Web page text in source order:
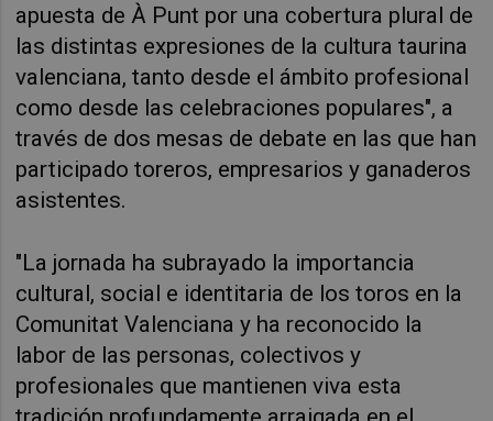
apuesta de À Punt por una cobertura plural de
las distintas expresiones de la cultura taurina
valenciana, tanto desde el ámbito profesional
como desde las celebraciones populares", a
través de dos mesas de debate en las que han
participado toreros, empresarios y ganaderos
asistentes.
"La jornada ha subrayado la importancia
cultural, social e identitaria de los toros en la
Comunitat Valenciana y ha reconocido la
labor de las personas, colectivos y
profesionales que mantienen viva esta